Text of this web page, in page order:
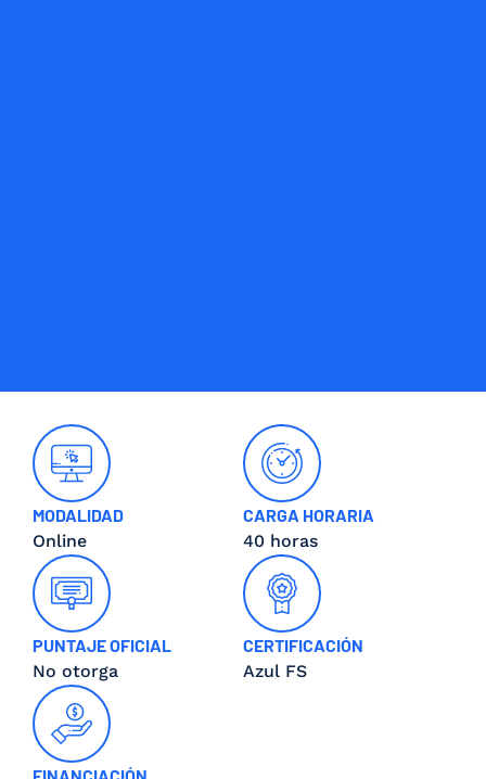
MODALIDAD
Online
CARGA HORARIA
40 horas
PUNTAJE OFICIAL
No otorga
CERTIFICACIÓN
Azul FS